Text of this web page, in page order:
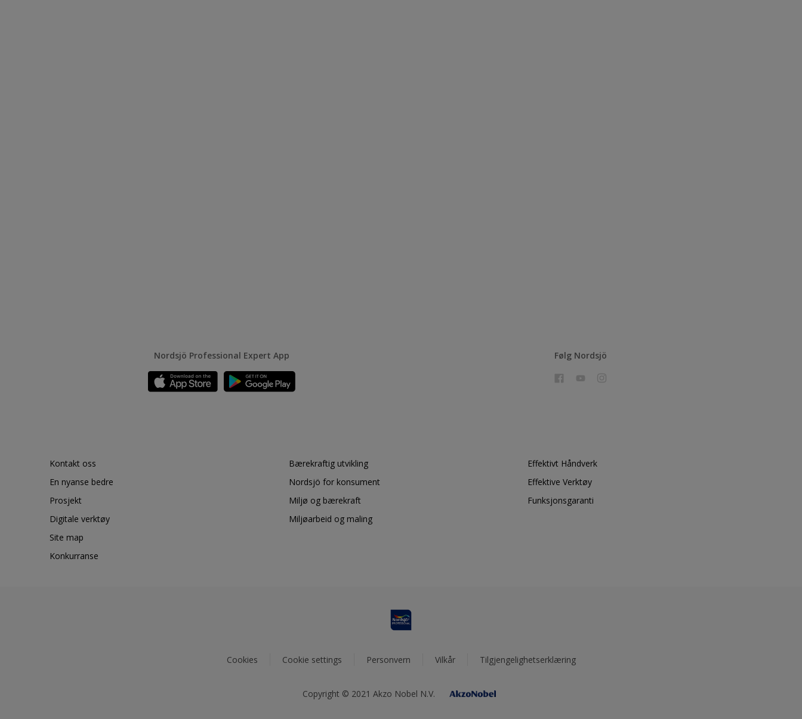
Nordsjö Professional Expert App Følg Nordsjö
Kontakt oss
En nyanse bedre
Prosjekt
Digitale verktøy
Site map
Konkurranse
Bærekraftig utvikling
Nordsjö for konsument
Miljø og bærekraft
Miljøarbeid og maling
Effektivt Håndverk
Effektive Verktøy
Funksjonsgaranti
Cookies Cookie settings Personvern Vilkår Tilgjengelighetserklæring
Copyright © 2021 Akzo Nobel N.V.